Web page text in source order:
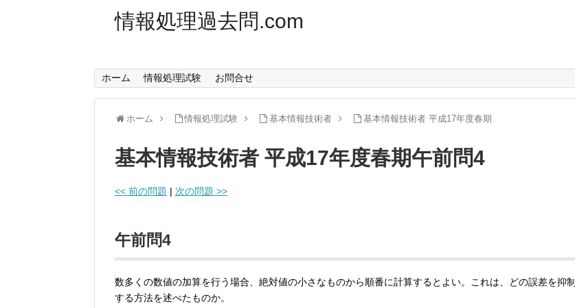
情報処理過去問.com
ホーム 情報処理試験 お問合せ
ホーム 情報処理試験 基本情報技術者 基本情報技術者 平成17年度春期
基本情報技術者 平成17年度春期午前問4
<< 前の問題 | 次の問題 >>
午前問4
数多くの数値の加算を行う場合、絶対値の小さなものから順番に計算するとよい。これは、どの誤差を抑制
する方法を述べたものか。